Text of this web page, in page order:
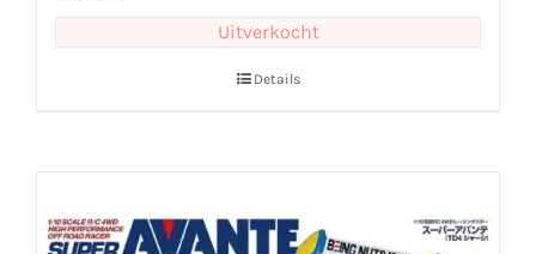
Uitverkocht
Details